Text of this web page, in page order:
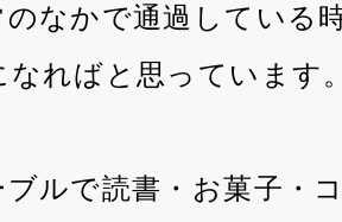
のなかで通過している
なればと思っています
ブルで読書・お菓子・